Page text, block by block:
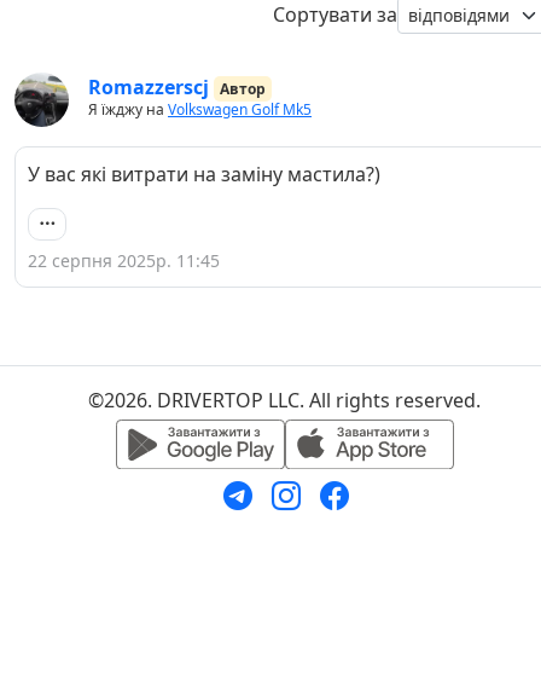
Сортувати за
Romazzerscj Автор
Я їжджу на Volkswagen Golf Mk5
У вас які витрати на заміну мастила?)
22 серпня 2025р. 11:45
©2026. DRIVERTOP LLC. All rights reserved.